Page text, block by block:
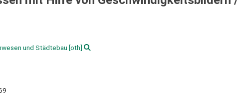
und Städtebau [oth]